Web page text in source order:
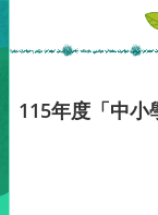
115年度「中小